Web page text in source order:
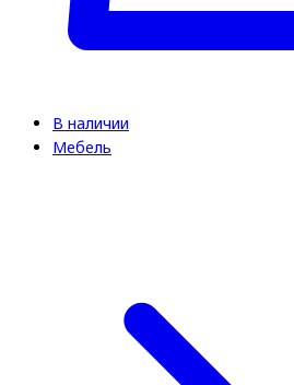
В наличии
Мебель